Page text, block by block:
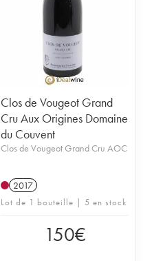
Clos de Vougeot Grand
Cru Aux Origines Domaine
du Couvent
Clos de Vougeot Grand Cru AOC
2017
Lot de 1 bouteille | 5 en stock
150€